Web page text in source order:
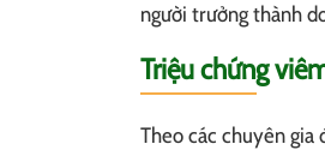
người trưởng thành
Triệu chứng
Theo các chuyên